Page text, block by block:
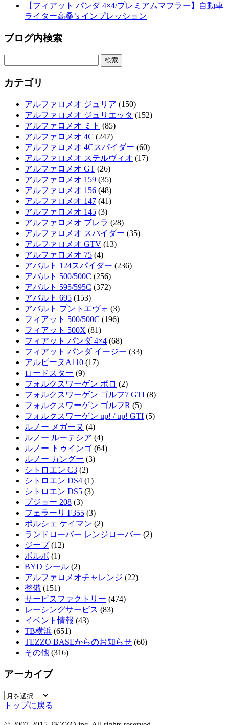
【フィアット パンダ 4×4/プレミアムマフラー】自動車
ライター高桑’s インプレッション
ブログ内検索
カテゴリ
アルファロメオ ジュリア (150)
アルファロメオ ジュリエッタ (152)
アルファロメオ ミト (85)
アルファロメオ 4C (247)
アルファロメオ 4Cスパイダー (60)
アルファロメオ ステルヴィオ (17)
アルファロメオ GT (26)
アルファロメオ 159 (35)
アルファロメオ 156 (48)
アルファロメオ 147 (41)
アルファロメオ 145 (3)
アルファロメオ ブレラ (28)
アルファロメオ スパイダー (35)
アルファロメオ GTV (13)
アルファロメオ 75 (4)
アバルト 124スパイダー (236)
アバルト 500/500C (256)
アバルト 595/595C (372)
アバルト 695 (153)
アバルト プントエヴォ (3)
フィアット 500/500C (196)
フィアット 500X (81)
フィアット パンダ 4×4 (68)
フィアット パンダ イージー (33)
アルピーヌA110 (17)
ロードスター (9)
フォルクスワーゲン ポロ (2)
フォルクスワーゲン ゴルフ7 GTI (8)
フォルクスワーゲン ゴルフR (5)
フォルクスワーゲン up! / up! GTI (5)
ルノー メガーヌ (4)
ルノー ルーテシア (4)
ルノー トゥインゴ (64)
ルノー カングー (3)
シトロエン C3 (2)
シトロエン DS4 (1)
シトロエン DS5 (3)
プジョー 208 (3)
フェラーリ F355 (3)
ポルシェ ケイマン (2)
ランドローバー レンジローバー (2)
ジープ(12)
ボルボ (1)
BYD シール (2)
アルファロメオチャレンジ (22)
整備 (151)
サービスファクトリー (474)
レーシングサービス (83)
イベント情報 (43)
TB横浜 (651)
TEZZO BASEからのお知らせ (60)
その他 (316)
アーカイブ
ア
ー
トップに戻る